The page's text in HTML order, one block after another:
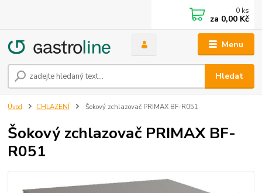
Menu
Hledat
0 ks
za 0,00 Kč
Úvod CHLAZENÍ Šokový zchlazovač PRIMAX BF-R051
Šokový zchlazovač PRIMAX BF-
R051